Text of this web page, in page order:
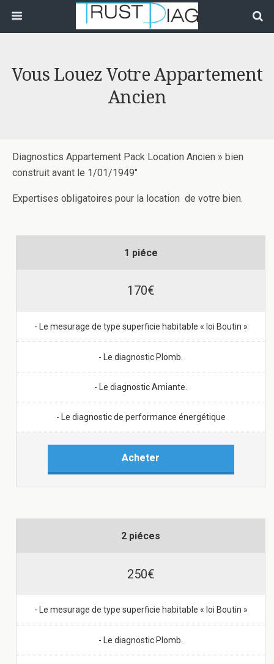
Vous Louez Votre Appartement
Ancien
Diagnostics Appartement Pack Location Ancien » bien
construit avant le 1/01/1949″
Expertises obligatoires pour la location de votre bien.
1 piéce
170€
- Le mesurage de type superficie habitable « loi Boutin »
- Le diagnostic Plomb.
- Le diagnostic Amiante.
- Le diagnostic de performance énergétique
Acheter
2 piéces
250€
- Le mesurage de type superficie habitable « loi Boutin »
- Le diagnostic Plomb.